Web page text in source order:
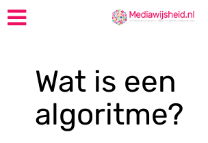
Wat is een
algoritme?